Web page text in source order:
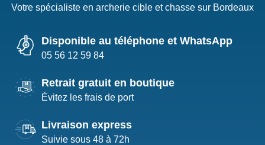
Votre spécialiste en archerie cible et chasse sur Bordeaux
Disponible au téléphone et WhatsApp
05 56 12 59 84
Retrait gratuit en boutique
Évitez les frais de port
Livraison express
Suivie sous 48 à 72h